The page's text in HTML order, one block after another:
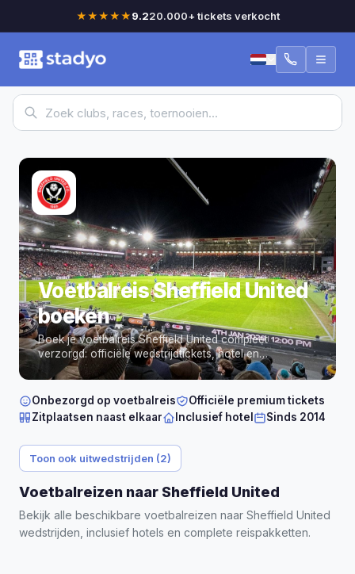
★★★★★9.220.000+ tickets verkocht
Voetbalreis Sheffield United
boeken
Boek je voetbalreis Sheffield United compleet
verzorgd: officiële wedstrijdtickets, hotel en
persoonlijke begeleiding, direct bevestigd.
Onbezorgd op voetbalreis
Officiële premium tickets
Zitplaatsen naast elkaar
Inclusief hotel Sinds 2014
Toon ook uitwedstrijden (2)
Voetbalreizen naar Sheffield United
Bekijk alle beschikbare voetbalreizen naar Sheffield United
wedstrijden, inclusief hotels en complete reispakketten.